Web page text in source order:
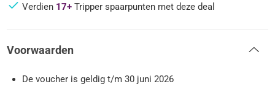
Verdien 17+ Tripper spaarpunten met deze deal
Voorwaarden
De voucher is geldig t/m 30 juni 2026